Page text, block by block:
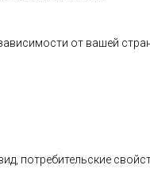
от вашей
потребительские